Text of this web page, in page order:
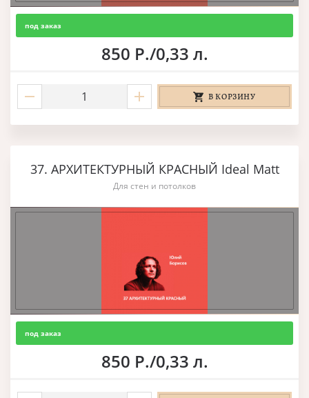
под заказ
850 Р./0,33 л.
В КОРЗИНУ
37. АРХИТЕКТУРНЫЙ КРАСНЫЙ Ideal Matt
Для стен и потолков
под заказ
850 Р./0,33 л.